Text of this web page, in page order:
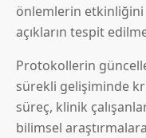
önlemlerin
açıkların tespit
Protokollerin
sürekli gelişiminde
süreç, klinik
bilimsel